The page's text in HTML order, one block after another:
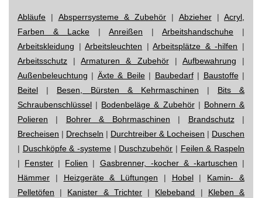
Abläufe | Absperrsysteme & Zubehör | Abzieher| Acryl,
Farben & Lacke | Anreißen | Arbeitshandschuhe |
Arbeitskleidung |Arbeitsleuchten |Arbeitsplätze & -hilfen |
Arbeitsschutz |Armaturen & Zubehör| Aufbewahrung |
Außenbeleuchtung | Äxte & Beile| Baubedarf| Baustoffe|
Beitel | Besen, Bürsten & Kehrmaschinen | Bits &
Schraubenschlüssel | Bodenbeläge & Zubehör| Bohnern &
Polieren | Bohrer & Bohrmaschinen | Brandschutz|
Brecheisen | Drechseln | Durchtreiber & Locheisen | Duschen
| Duschköpfe & -systeme | Duschzubehör | Feilen & Raspeln
| Fenster | Folien | Gasbrenner, -kocher & -kartuschen |
Hämmer | Heizgeräte & Lüftungen | Hobel| Kamin- &
Pelletöfen | Kanister & Trichter| Klebeband | Kleben &